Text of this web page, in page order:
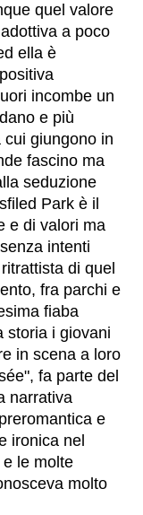
quel valore
a poco
ella è
incombe un
e più
giungono in
fascino ma
seduzione
Park è il
e di valori ma
intenti
di quel
fra parchi e
fiaba
storia i giovani
in scena a loro
fa parte del
narrativa
e
ironica nel
le molte
molto